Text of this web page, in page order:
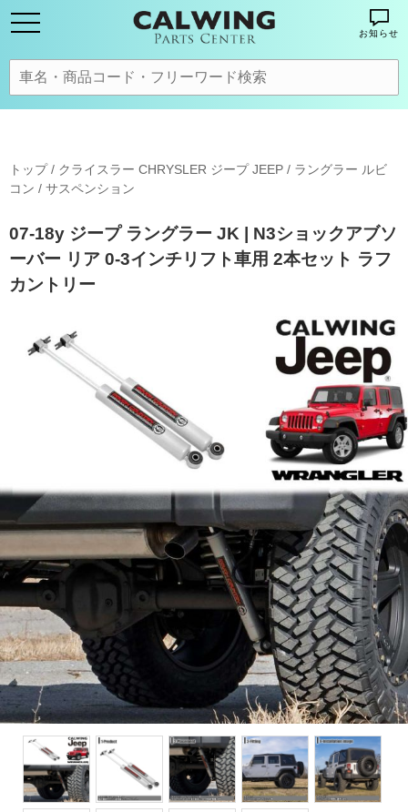
お知らせ
トップ/ クライスラー CHRYSLER ジープ JEEP / ラングラー ルビ
コン / サスペンション
07-18y ジープ ラングラー JK | N3ショックアブソ
ーバー リア 0-3インチリフト車用 2本セット ラフ
カントリー